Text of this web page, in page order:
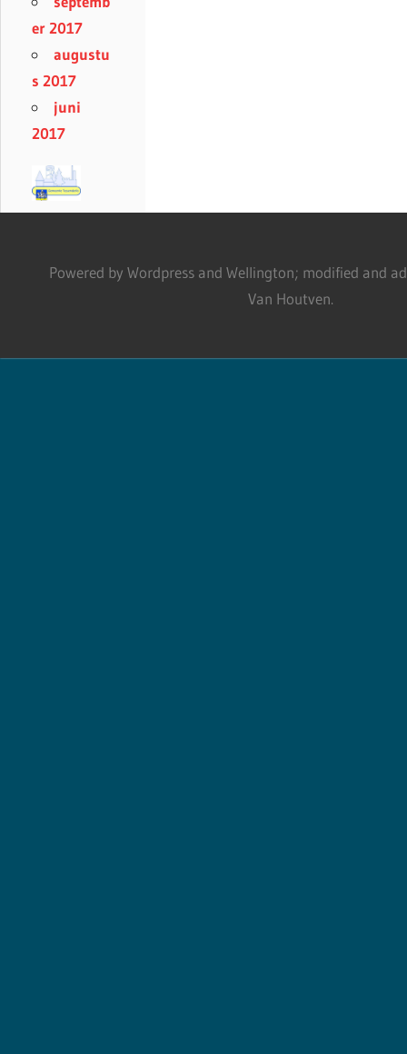
er 2017
augustu
s 2017
juni
2017
Powered by Wordpress and Wellington; modified and
Van Houtven.